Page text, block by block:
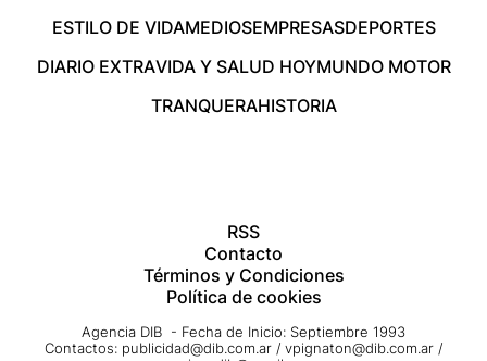
ESTILO DE VIDAMEDIOSEMPRESASDEPORTES
DIARIO EXTRAVIDA Y SALUD HOYMUNDO MOTOR
TRANQUERAHISTORIA
RSS
Contacto
Términos y Condiciones
Política de cookies
Agencia DIB - Fecha de Inicio: Septiembre 1993
Contactos: publicidad@dib.com.ar / vpignaton@dib.com.ar /